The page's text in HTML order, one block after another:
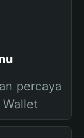
percaya